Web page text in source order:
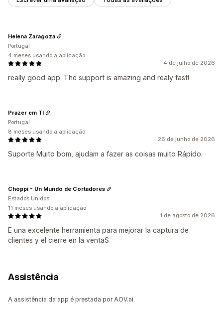
4 de julho de 2026
really good app. The support is amazing and realy fast!
Helena Zaragoza
Portugal
4 meses usando a aplicação
26 de junho de 2026
Suporte Muito bom, ajudam a fazer as coisas muito Rápido.
Prazer em TI
Portugal
8 meses usando a aplicação
1 de agosto de 2026
E una excelente herramienta para mejorar la captura de
clientes y el cierre en la ventaS
Choppi - Un Mundo de Cortadores
Estados Unidos
11 meses usando a aplicação
Assistência
A assistência da app é prestada por AOV.ai.